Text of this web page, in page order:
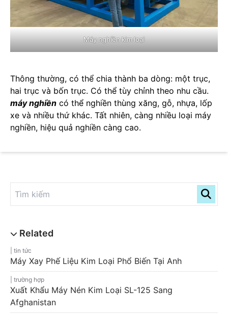
tin tức
Máy Xay Phế Liệu Kim Loại Phổ Biến Tại Anh
trường hợp
Xuất Khẩu Máy Nén Kim Loại SL-125 Sang
Afghanistan
Máy nghiền kim loại
Thông thường, có thể chia thành ba dòng: một trục,
hai trục và bốn trục. Có thể tùy chỉnh theo nhu cầu.
máy nghiền có thể nghiền thùng xăng, gỗ, nhựa, lốp
xe và nhiều thứ khác. Tất nhiên, càng nhiều loại máy
nghiền, hiệu quả nghiền càng cao.